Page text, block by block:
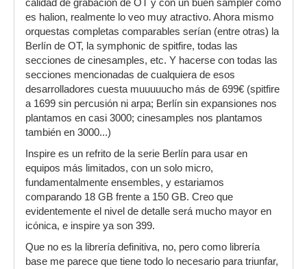
calidad de grabación de OT y con un buen sampler cómo
es halion, realmente lo veo muy atractivo. Ahora mismo
orquestas completas comparables serían (entre otras) la
Berlín de OT, la symphonic de spitfire, todas las
secciones de cinesamples, etc. Y hacerse con todas las
secciones mencionadas de cualquiera de esos
desarrolladores cuesta muuuuucho más de 699€ (spitfire
a 1699 sin percusión ni arpa; Berlín sin expansiones nos
plantamos en casi 3000; cinesamples nos plantamos
también en 3000...)
Inspire es un refrito de la serie Berlín para usar en
equipos más limitados, con un solo micro,
fundamentalmente ensembles, y estariamos
comparando 18 GB frente a 150 GB. Creo que
evidentemente el nivel de detalle será mucho mayor en
icónica, e inspire ya son 399.
Que no es la librería definitiva, no, pero como librería
base me parece que tiene todo lo necesario para triunfar,